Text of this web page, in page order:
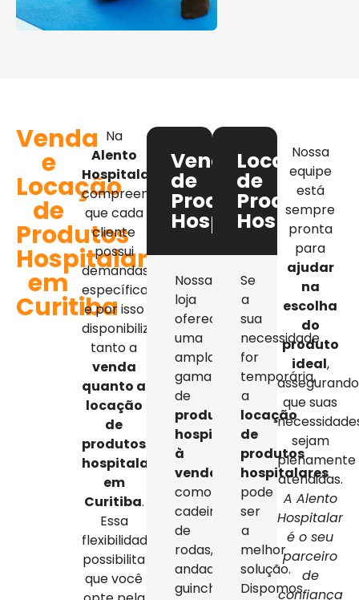
Venda
e
Locação
de
Produtos
Hospitalares
em
Curitiba
Na
Alento
Hospitalar
compreendemos
que cada
cliente
possui
demandas
específicas,
e por isso
disponibilizamos
tanto a
venda
quanto a
locação
de
produtos
hospitalares
em
Curitiba.
Essa
flexibilidade
possibilita
que você
Venda
de
Produtos
Hospitalares
Nossa
loja
oferece
uma
ampla
gama
de
produtos
hospitalares
à
venda
como
cadeiras
de
rodas,
andadores,
guinchos,
Locação
de
Produtos
Se
a
sua
necessidade
for
temporária,
a
locação
de
produtos
hospitalares
pode
ser
a
melhor
solução.
Dispomos
Nossa
equipe
está
sempre
pronta
para
ajudar
na
escolha
do
produto
ideal,
assegurando
que suas
sejam
plenamente
atendidas.
A Alento
Hospitalar
é o seu
parceiro
de
confiança